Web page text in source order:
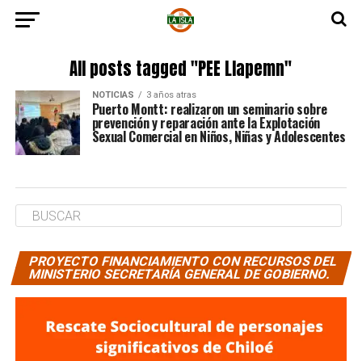
All posts tagged "PEE Llapemn"
NOTICIAS 3 años atras
Puerto Montt: realizaron un seminario sobre
prevención y reparación ante la Explotación
Sexual Comercial en Niños, Niñas y Adolescentes
PROYECTO FINANCIAMIENTO CON RECURSOS DEL
MINISTERIO SECRETARÍA GENERAL DE GOBIERNO.